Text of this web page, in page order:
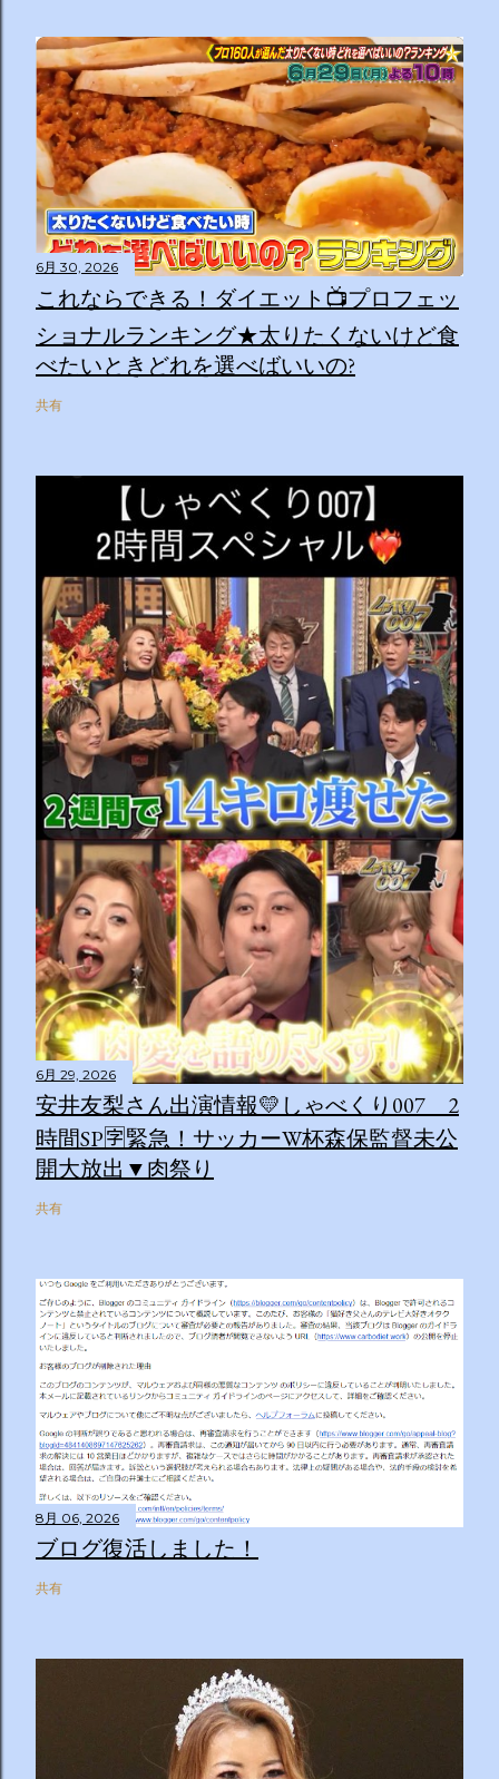
6月 30, 2026
これならできる！ダイエット📺プロフェッ
ショナルランキング★太りたくないけど食
べたいときどれを選べばいいの?
共有
6月 29, 2026
安井友梨さん出演情報💛しゃべくり007 2
時間SP🈑緊急！サッカーW杯森保監督未公
開大放出▼肉祭り
共有
8月 06, 2026
ブログ復活しました！
共有